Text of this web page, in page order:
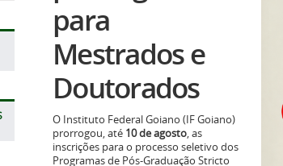
para
Mestrados e
Doutorados
O Instituto Federal Goiano (IF Goiano)
prorrogou, até 10 de agosto, as
inscrições para o processo seletivo dos
Programas de Pós-Graduação Stricto